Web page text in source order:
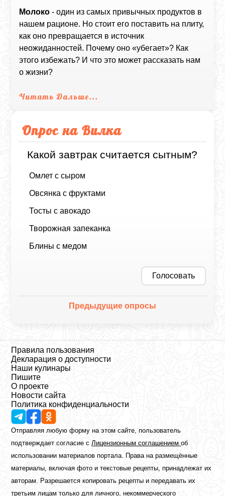
Молоко - один из самых привычных продуктов в
нашем рационе. Но стоит его поставить на плиту,
как оно превращается в источник
неожиданностей. Почему оно «убегает»? Как
этого избежать? И что это может рассказать нам
о жизни?
Читать Дальше...
Опрос на Вилка
Какой завтрак считается сытным?
Омлет с сыром
Овсянка с фруктами
Тосты с авокадо
Творожная запеканка
Блины с медом
Голосовать
Предыдущие опросы
Правила пользования
Декларация о доступности
Наши кулинары
Пишите
О проекте
Новости сайта
Политика конфиденциальности
Отправляя любую форму на этом сайте, пользователь
подтверждает согласие сЛицензионным соглашениемоб
использовании материалов портала. Права на размещённые
материалы, включая фото и текстовые рецепты, принадлежат их
авторам. Разрешается копировать рецепты и передавать их
третьим лицам только для личного, некоммерческого